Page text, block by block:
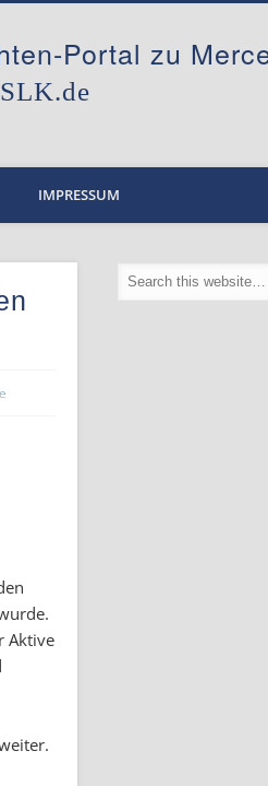
Portal zu
IMPRESSUM
Aktive